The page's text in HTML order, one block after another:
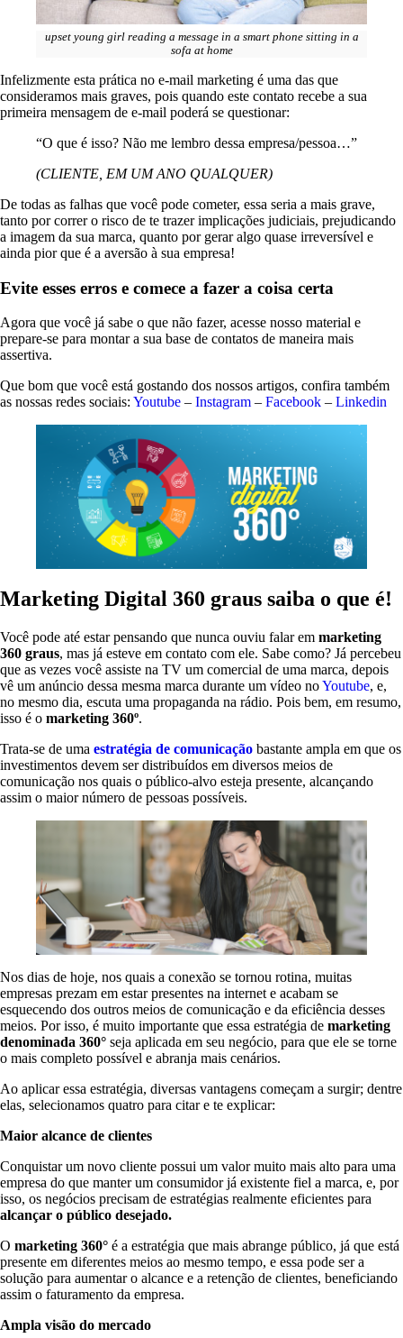
upset young girl reading a message in a smart phone sitting in a
sofa at home
Infelizmente esta prática no e-mail marketing é uma das que
consideramos mais graves, pois quando este contato recebe a sua
primeira mensagem de e-mail poderá se questionar:
“O que é isso? Não me lembro dessa empresa/pessoa…”
(CLIENTE, EM UM ANO QUALQUER)
De todas as falhas que você pode cometer, essa seria a mais grave,
tanto por correr o risco de te trazer implicações judiciais, prejudicando
a imagem da sua marca, quanto por gerar algo quase irreversível e
ainda pior que é a aversão à sua empresa!
Evite esses erros e comece a fazer a coisa certa
Agora que você já sabe o que não fazer, acesse nosso material e
prepare-se para montar a sua base de contatos de maneira mais
assertiva.
Que bom que você está gostando dos nossos artigos, confira também
as nossas redes sociais: Youtube – Instagram – Facebook – Linkedin
Marketing Digital 360 graus saiba o que é!
Você pode até estar pensando que nunca ouviu falar em marketing
360 graus, mas já esteve em contato com ele. Sabe como? Já percebeu
que as vezes você assiste na TV um comercial de uma marca, depois
vê um anúncio dessa mesma marca durante um vídeo noYoutube, e,
no mesmo dia, escuta uma propaganda na rádio. Pois bem, em resumo,
isso é o marketing 360º.
Trata-se de uma estratégia de comunicação bastante ampla em que os
investimentos devem ser distribuídos em diversos meios de
comunicação nos quais o público-alvo esteja presente, alcançando
assim o maior número de pessoas possíveis.
Nos dias de hoje, nos quais a conexão se tornou rotina, muitas
empresas prezam em estar presentes na internet e acabam se
esquecendo dos outros meios de comunicação e da eficiência desses
meios. Por isso, é muito importante que essa estratégia de marketing
denominada 360° seja aplicada em seu negócio, para que ele se torne
o mais completo possível e abranja mais cenários.
Ao aplicar essa estratégia, diversas vantagens começam a surgir; dentre
elas, selecionamos quatro para citar e te explicar:
Maior alcance de clientes
Conquistar um novo cliente possui um valor muito mais alto para uma
empresa do que manter um consumidor já existente fiel a marca, e, por
isso, os negócios precisam de estratégias realmente eficientes para
alcançar o público desejado.
O marketing 360° é a estratégia que mais abrange público, já que está
presente em diferentes meios ao mesmo tempo, e essa pode ser a
solução para aumentar o alcance e a retenção de clientes, beneficiando
assim o faturamento da empresa.
Ampla visão do mercado